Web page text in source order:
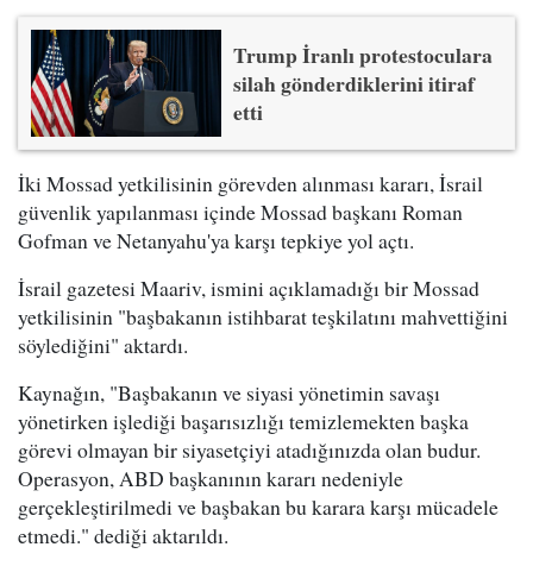
Trump İranlı protestoculara
silah gönderdiklerini itiraf
etti
İki Mossad yetkilisinin görevden alınması kararı, İsrail
güvenlik yapılanması içinde Mossad başkanı Roman
Gofman ve Netanyahu'ya karşı tepkiye yol açtı.
İsrail gazetesi Maariv, ismini açıklamadığı bir Mossad
yetkilisinin "başbakanın istihbarat teşkilatını mahvettiğini
söylediğini" aktardı.
Kaynağın, "Başbakanın ve siyasi yönetimin savaşı
yönetirken işlediği başarısızlığı temizlemekten başka
görevi olmayan bir siyasetçiyi atadığınızda olan budur.
Operasyon, ABD başkanının kararı nedeniyle
gerçekleştirilmedi ve başbakan bu karara karşı mücadele
etmedi." dediği aktarıldı.